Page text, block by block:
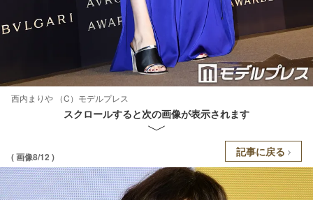
西内まりや （C）モデルプレス
スクロールすると次の画像が表示されます
( 画像8/12 ) 記事に戻る